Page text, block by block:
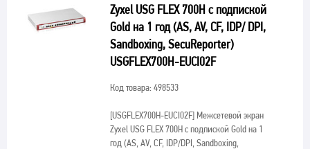
Zyxel USG FLEX 700H с подпиской
Gold на 1 год (AS, AV, CF, IDP/ DPI,
Sandboxing, SecuReporter)
USGFLEX700H-EUCI02F
Код товара: 498533
[USGFLEX700H-EUCI02F]Межсетевой экран
Zyxel USG FLEX 700H с подпиской Gold на 1
год (AS, AV, CF, IDP/DPI, Sandboxing,